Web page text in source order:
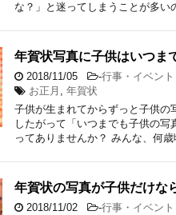
な？」と迷ってしまうことが多
年賀状写真に子供はいつま
2018/11/05 -行事・イベント
お正月 , 年賀状
子供が生まれてからずっと子供の
したがって「いつまでも子供の写
ってありませんか？ みんな、何
年賀状の写真が子供だけな
2018/11/02 -行事・イベント